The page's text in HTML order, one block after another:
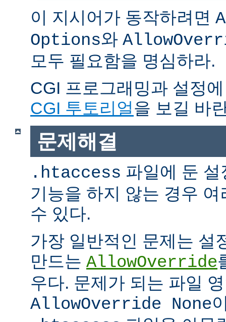
이 지시어가 동작하려면
Options와
모두 필요함을 명심하라.
CGI 프로그래밍과 설정
CGI 투토리얼을 보길 바
문제해결
.htaccess 파일에 둔
기능을 하지 않는 경우
수 있다.
가장 일반적인 문제는 설
만드는 AllowOverride
우다. 문제가 되는 파일
AllowOverride None